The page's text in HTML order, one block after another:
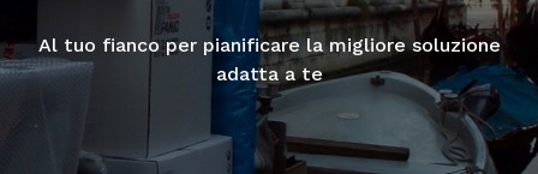
Al tuo fianco per pianificare la migliore soluzione
adatta a te